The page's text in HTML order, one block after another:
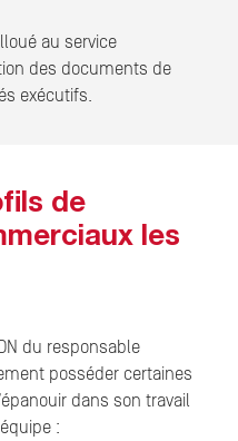
au service
des documents de
exécutifs.
de
les
du responsable
posséder certaines
dans son travail
: